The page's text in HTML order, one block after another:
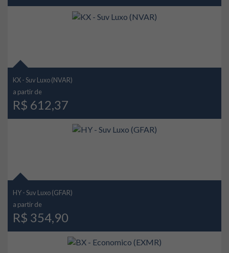
KX - Suv Luxo (NVAR)
a partir de
R$ 612,37
HY - Suv Luxo (GFAR)
a partir de
R$ 354,90